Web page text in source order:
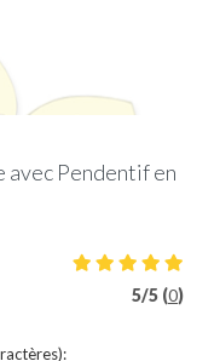
avec Pendentif en
5/5 (0)